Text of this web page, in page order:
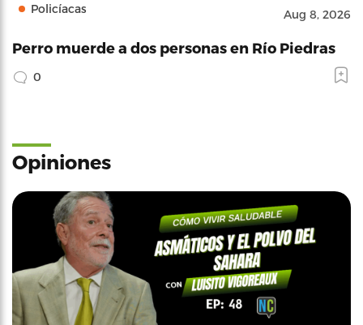
Policíacas Aug 8, 2026
Perro muerde a dos personas en Río Piedras
0
Opiniones